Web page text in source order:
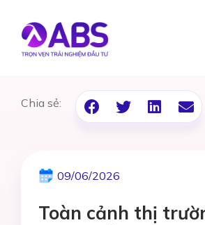
Chia sẻ:
09/06/2026
Toàn cảnh thị